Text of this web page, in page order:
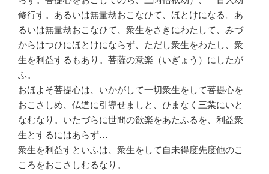
修行す。あるいは無量劫おこなひて、ほとけになる。あ
るいは無量劫おこなひて、衆生をさきにわたして、みづ
からはつひにほとけにならず、ただし衆生をわたし、衆
生を利益するもあり。菩薩の意楽（いぎょう）にしたが
ふ。
おほよそ菩提心は、いかがして一切衆生をして菩提心を
おこさしめ、仏道に引導せましと、ひまなく三業にいと
なむなり。いたづらに世間の欲楽をあたふるを、利益衆
生とするにはあらず…
衆生を利益すといふは、衆生をして自未得度先度他のこ
ころをおこさしむるなり。